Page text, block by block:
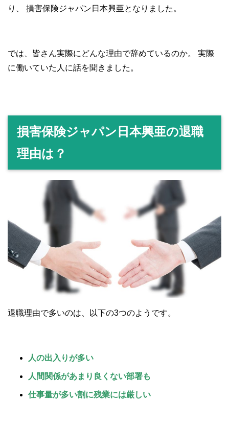
り、
損害保険ジャパン日本興亜となりました。
では、皆さん実際にどんな理由で辞めているのか。
実際
に働いていた人に話を聞きました。
損害保険ジャパン日本興亜の退職
理由は？
退職理由で多いのは、以下の3つのようです。
人の出入りが多い
人間関係があまり良くない部署も
仕事量が多い割に残業には厳しい